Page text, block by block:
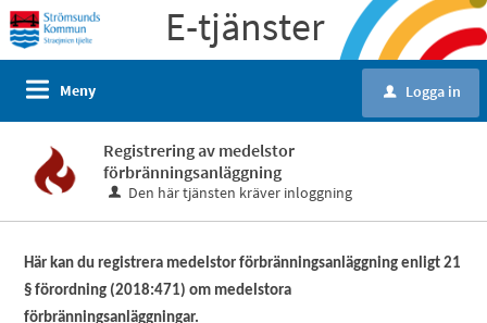
E-tjänster
Meny u Logga in
Registrering av medelstor
förbränningsanläggning
Den här tjänsten kräver inloggning
Här kan du registrera medelstor förbränningsanläggning enligt 21
§ förordning (2018:471) om medelstora
förbränningsanläggningar.